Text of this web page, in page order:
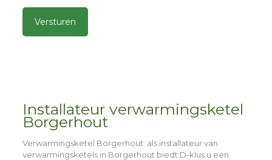
Installateur verwarmingsketel
Borgerhout
Verwarmingsketel Borgerhout: als installateur van
verwarmingsketels in Borgerhout biedt D-klus u een